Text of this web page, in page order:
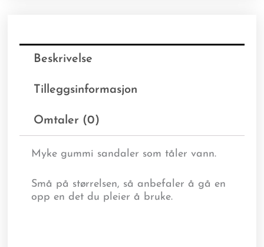
Beskrivelse
Tilleggsinformasjon
Omtaler (0)
Myke gummi sandaler som tåler vann.
Små på størrelsen, så anbefaler å gå en
opp en det du pleier å bruke.